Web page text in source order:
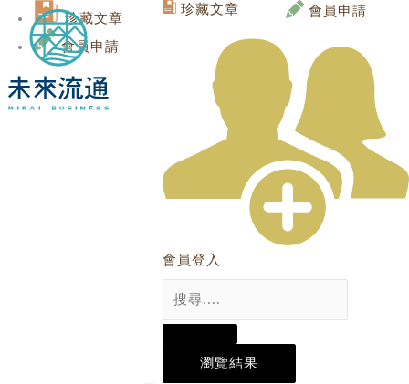
content
珍藏文章 會員申請
會員登入
Search
瀏覽結果
珍藏文章
會員申請